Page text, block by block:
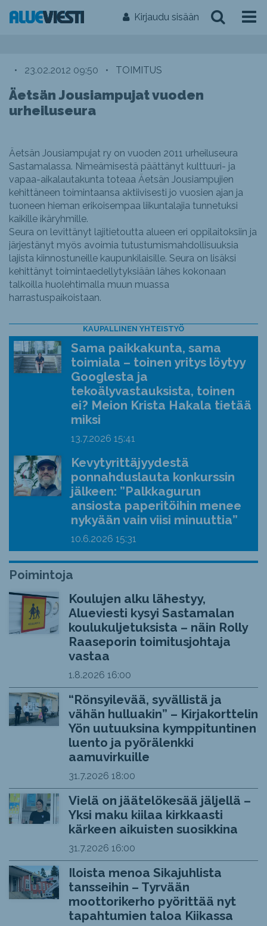
Kirjaudu sisään
• 23.02.2012 09:50 • TOIMITUS
Äetsän Jousiampujat vuoden
urheiluseura
Äetsän Jousiampujat ry on vuoden 2011 urheiluseura
Sastamalassa. Nimeämisestä päättänyt kulttuuri- ja
vapaa-aikalautakunta toteaa Äetsän Jousiampujien
kehittäneen toimintaansa aktiivisesti jo vuosien ajan ja
tuoneen hieman erikoisempaa liikuntalajia tunnetuksi
kaikille ikäryhmille.
Seura on levittänyt lajitietoutta alueen eri oppilaitoksiin ja
järjestänyt myös avoimia tutustumismahdollisuuksia
lajista kiinnostuneille kaupunkilaisille. Seura on lisäksi
kehittänyt toimintaedellytyksiään lähes kokonaan
talkoilla huolehtimalla muun muassa
harrastuspaikoistaan.
KAUPALLINEN YHTEISTYÖ
Sama paikkakunta, sama
toimiala – toinen yritys löytyy
Googlesta ja
tekoälyvastauksista, toinen
ei? Meion Krista Hakala tietää
miksi
13.7.2026 15:41
Kevytyrittäjyydestä
ponnahduslauta konkurssin
jälkeen: ”Palkkagurun
ansiosta paperitöihin menee
nykyään vain viisi minuuttia”
10.6.2026 15:31
Poimintoja
Koulujen alku lähestyy,
Alueviesti kysyi Sastamalan
koulukuljetuksista – näin Rolly
Raaseporin toimitusjohtaja
vastaa
1.8.2026 16:00
“Rönsyilevää, syvällistä ja
vähän hulluakin” – Kirjakorttelin
Yön uutuuksina kymppituntinen
luento ja pyörälenkki
aamuvirkuille
31.7.2026 18:00
Vielä on jäätelökesää jäljellä –
Yksi maku kiilaa kirkkaasti
kärkeen aikuisten suosikkina
31.7.2026 16:00
Iloista menoa Sikajuhlista
tansseihin – Tyrvään
moottorikerho pyörittää nyt
tapahtumien taloa Kiikassa